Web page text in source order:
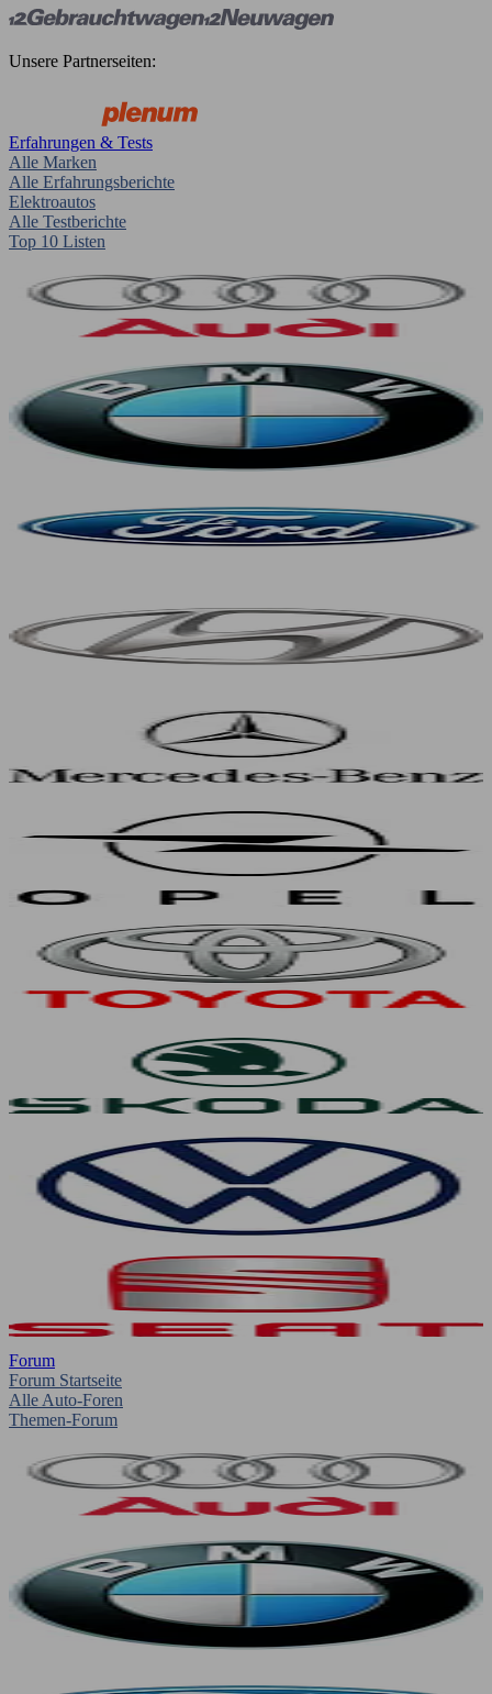
Unsere Partnerseiten:
Erfahrungen & Tests
Alle Marken
Alle Erfahrungsberichte
Elektroautos
Alle Testberichte
Top 10 Listen
Forum
Forum Startseite
Alle Auto-Foren
Themen-Forum